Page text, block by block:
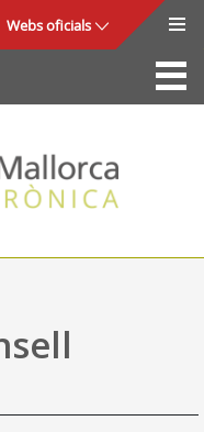
Webs oficials
La Seu
Consell de Mallorca
Accés i seguretat
Utilitats
Ajuda